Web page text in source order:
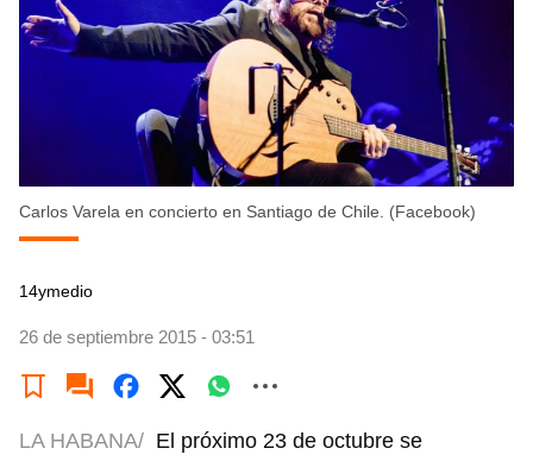
Carlos Varela en concierto en Santiago de Chile. (Facebook)
14ymedio
26 de septiembre 2015 - 03:51
LA HABANA/ El próximo 23 de octubre se